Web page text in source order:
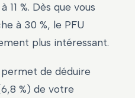
11 %. Dès que vous
à 30 %, le PFU
plus intéressant.
de déduire
%) de votre